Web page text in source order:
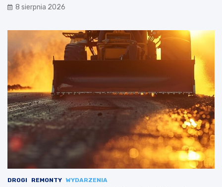
8 sierpnia 2026
DROGI REMONTY WYDARZENIA